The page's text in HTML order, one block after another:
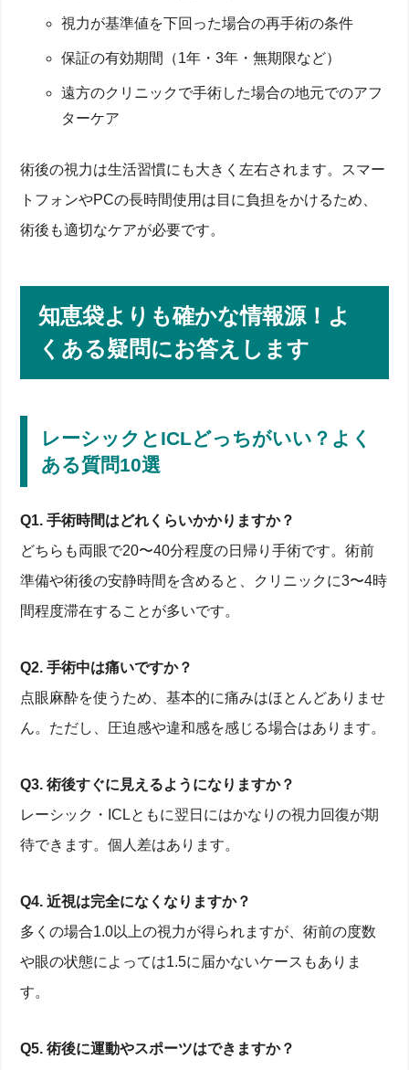
視力が基準値を下回った場合の再手術の条件
保証の有効期間（1年・3年・無期限など）
遠方のクリニックで手術した場合の地元でのアフ
ターケア
術後の視力は生活習慣にも大きく左右されます。スマー
トフォンやPCの長時間使用は目に負担をかけるため、
術後も適切なケアが必要です。
知恵袋よりも確かな情報源！よ
くある疑問にお答えします
レーシックとICLどっちがいい？よく
ある質問10選
Q1. 手術時間はどれくらいかかりますか？
どちらも両眼で20〜40分程度の日帰り手術です。術前
準備や術後の安静時間を含めると、クリニックに3〜4時
間程度滞在することが多いです。
Q2. 手術中は痛いですか？
点眼麻酔を使うため、基本的に痛みはほとんどありませ
ん。ただし、圧迫感や違和感を感じる場合はあります。
Q3. 術後すぐに見えるようになりますか？
レーシック・ICLともに翌日にはかなりの視力回復が期
待できます。個人差はあります。
Q4. 近視は完全になくなりますか？
多くの場合1.0以上の視力が得られますが、術前の度数
や眼の状態によっては1.5に届かないケースもありま
す。
Q5. 術後に運動やスポーツはできますか？